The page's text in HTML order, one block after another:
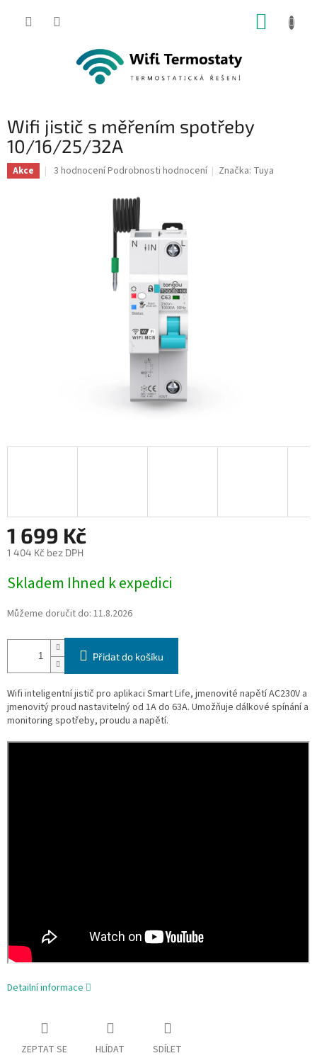
Wifi jistič s měřením spotřeby
10/16/25/32A
Akce
Průměrné
3 hodnoceníPodrobnosti hodnocení Značka: Tuya
1 699 Kč
1 404 Kč bez DPH
cena:
Skladem Ihned k expedici
Můžeme doručit do: 11.8.2026
Přidat do košíku
Wifi inteligentní jistič pro aplikaci Smart Life, jmenovité napětí AC230V a
jmenovitý proud nastavitelný od 1A do 63A. Umožňuje dálkové spínání a
monitoring spotřeby, proudu a napětí.
Detailní informace
ZEPTAT SE HLÍDAT SDÍLET